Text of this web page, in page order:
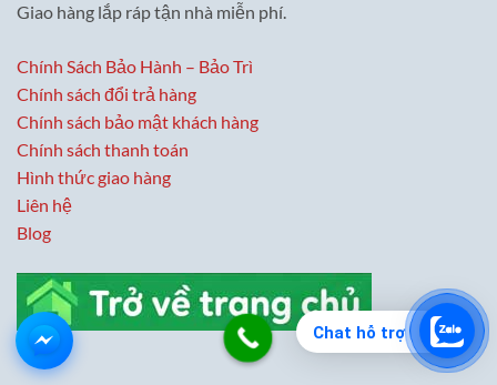
Chat hỗ trợ
Giao hàng lắp ráp tận nhà miễn phí.
Chính Sách Bảo Hành – Bảo Trì
Chính sách đổi trả hàng
Chính sách bảo mật khách hàng
Chính sách thanh toán
Hình thức giao hàng
Liên hệ
Blog